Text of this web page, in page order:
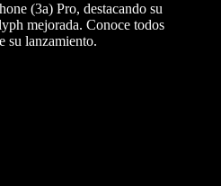
(3a) Pro, destacando su
mejorada. Conoce todos
su lanzamiento.